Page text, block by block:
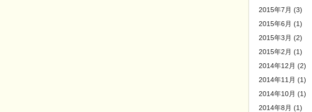
2015年7月 (3)
2015年6月 (1)
2015年3月 (2)
2015年2月 (1)
2014年12月 (2)
2014年11月 (1)
2014年10月 (1)
2014年8月 (1)